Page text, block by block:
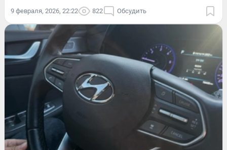
9 февраля, 2026, 22:22 822 Обсудить